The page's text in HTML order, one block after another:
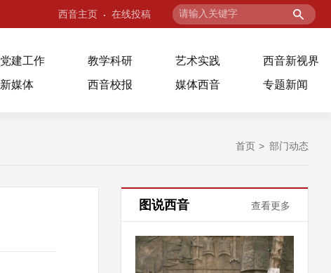
西音主页 在线投稿
党建工作 教学科研 艺术实践
西音新视界
新媒体 西音校报 媒体西音 专题新闻
首页 部门动态
图说西音 查看更多